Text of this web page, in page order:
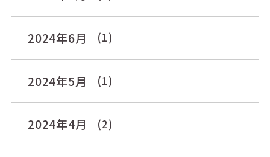
2024年6月 (1)
2024年5月 (1)
2024年4月 (2)